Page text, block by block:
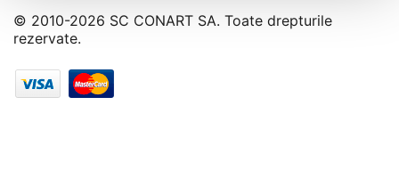
© 2010-2026 SC CONART SA. Toate drepturile
rezervate.